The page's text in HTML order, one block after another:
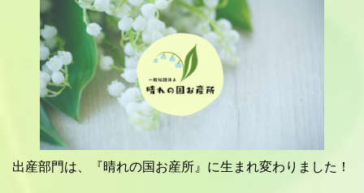
出産部門は、『晴れの国お産所』に生まれ変わりました！